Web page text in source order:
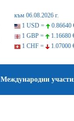
към 06.08.2026 г.
1 USD =
0.86640
1 GBP =
1.16680
1 CHF =
1.07000
Международни